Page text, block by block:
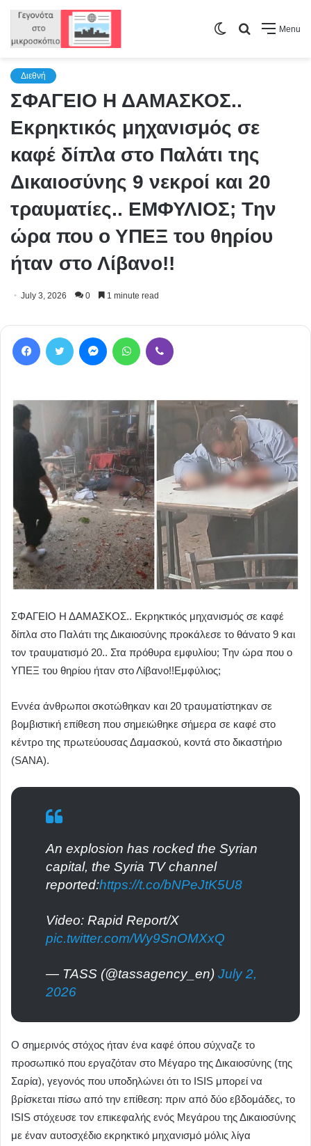
Menu
Search
Switch
Διεθνή
ΣΦΑΓΕΙΟ Η ΔΑΜΑΣΚΟΣ..
Εκρηκτικός μηχανισμός σε
καφέ δίπλα στο Παλάτι της
Δικαιοσύνης 9 νεκροί και 20
τραυματίες.. ΕΜΦΥΛΙΟΣ; Tην
ώρα που ο ΥΠΕΞ του θηρίου
ήταν στο Λίβανο!!
July 3, 2026 0 1 minute read
ΣΦΑΓΕΙΟ Η ΔΑΜΑΣΚΟΣ.. Εκρηκτικός μηχανισμός σε καφέ
δίπλα στο Παλάτι της Δικαιοσύνης προκάλεσε το θάνατο 9 και
τον τραυματισμό 20.. Στα πρόθυρα εμφυλίου; Tην ώρα που ο
ΥΠΕΞ του θηρίου ήταν στο Λίβανο!!Εμφύλιος;
Εννέα άνθρωποι σκοτώθηκαν και 20 τραυματίστηκαν σε
βομβιστική επίθεση που σημειώθηκε σήμερα σε καφέ στο
κέντρο της πρωτεύουσας Δαμασκού, κοντά στο δικαστήριο
(SANA).
An explosion has rocked the Syrian
capital, the Syria TV channel
reported:https://t.co/bNPeJtK5U8
Video: Rapid Report/X
pic.twitter.com/Wy9SnOMXxQ
— TASS (@tassagency_en) July 2,
2026
Ο σημερινός στόχος ήταν ένα καφέ όπου σύχναζε το
προσωπικό που εργαζόταν στο Μέγαρο της Δικαιοσύνης (της
Σαρία), γεγονός που υποδηλώνει ότι το ISIS μπορεί να
βρίσκεται πίσω από την επίθεση: πριν από δύο εβδομάδες, το
ISIS στόχευσε τον επικεφαλής ενός Μεγάρου της Δικαιοσύνης
με έναν αυτοσχέδιο εκρηκτικό μηχανισμό μόλις λίγα